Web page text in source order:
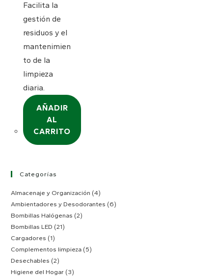
Facilita la
gestión de
residuos y el
mantenimien
to de la
limpieza
diaria.
AÑADIR
AL
CARRITO
Categorías
Almacenaje y Organización (4)
Ambientadores y Desodorantes (6)
Bombillas Halógenas (2)
Bombillas LED (21)
Cargadores (1)
Complementos limpieza (5)
Desechables (2)
Higiene del Hogar (3)